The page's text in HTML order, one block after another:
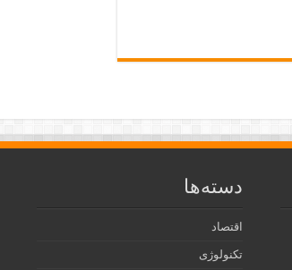
دسته‌ها
اقتصاد
تکنولوژی